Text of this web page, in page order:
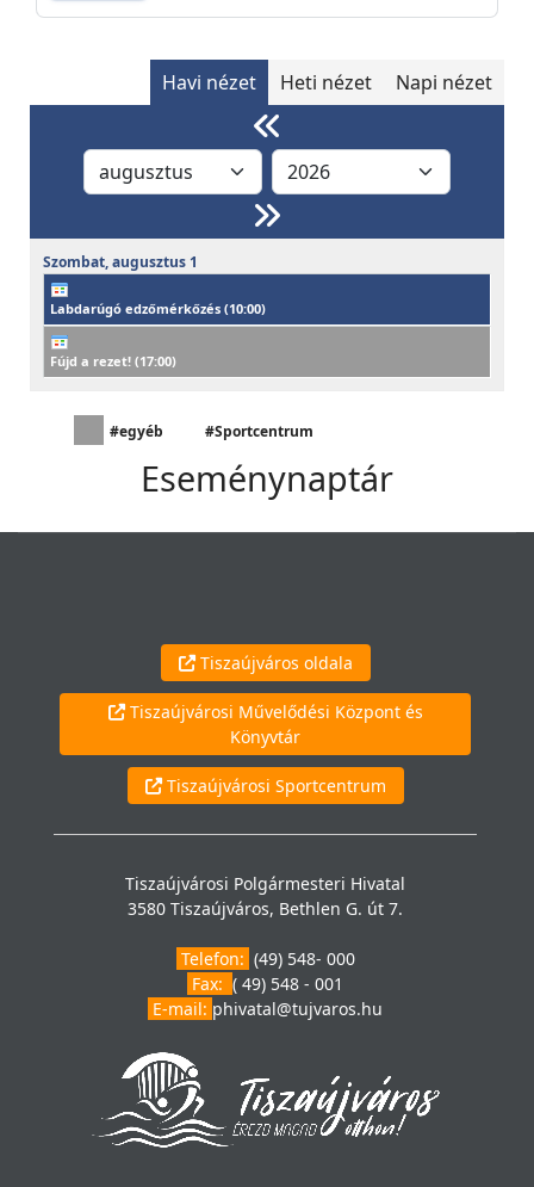
Havi nézet Heti nézet Napi nézet
Szombat,augusztus 1
Labdarúgó edzőmérkőzés (10:00)
Fújd a rezet! (17:00)
#egyéb #Sportcentrum
Eseménynaptár
Tiszaújváros oldala
Tiszaújvárosi Művelődési Központ és
Könyvtár
Tiszaújvárosi Sportcentrum
Tiszaújvárosi Polgármesteri Hivatal
3580 Tiszaújváros, Bethlen G. út 7.
Telefon: (49) 548- 000
Fax: ( 49) 548 - 001
E-mail: phivatal@tujvaros.hu